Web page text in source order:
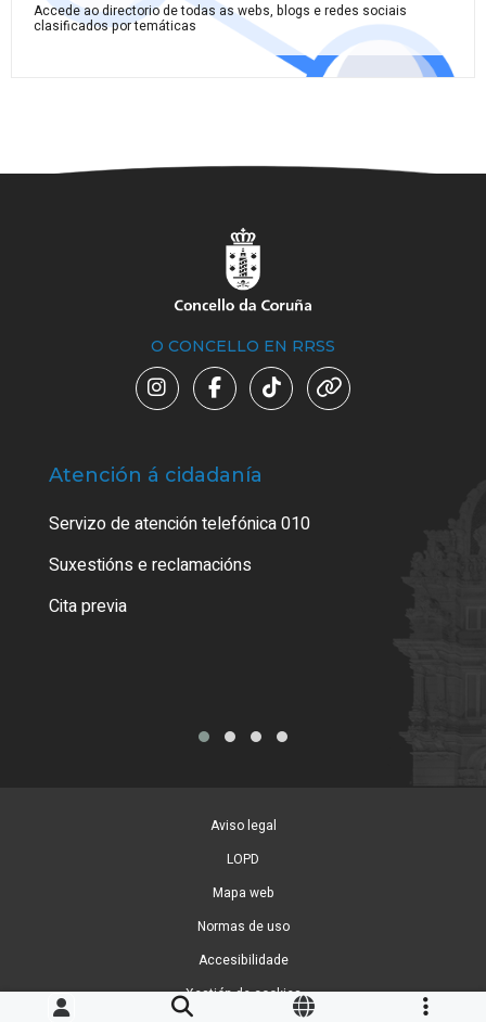
Accede ao directorio de todas as webs, blogs e redes sociais
clasificados por temáticas
O CONCELLO EN RRSS
Atención á cidadanía
Servizo de atención telefónica 010
Suxestións e reclamacións
Cita previa
Aviso legal
LOPD
Mapa web
Normas de uso
Accesibilidade
Xestión de cookies